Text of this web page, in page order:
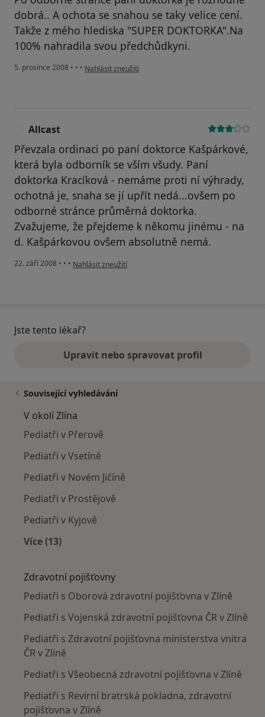
dobrá.. A ochota se snahou se taky velice cení.
Takže z mého hlediska "SUPER DOKTORKA".Na
100% nahradila svou předchůdkyni.
5. prosince 2008 • • • podle názoru uživatele D:-)H
Nahlásit zneužití
Allcast
Převzala ordinaci po paní doktorce Kašpárkové,
která byla odborník se vším všudy. Paní
doktorka Kracíková - nemáme proti ní výhrady,
ochotná je, snaha se jí upřít nedá...ovšem po
odborné stránce průměrná doktorka.
Zvažujeme, že přejdeme k někomu jinému - na
d. Kašpárkovou ovšem absolutně nemá.
22. září 2008 • • • podle názoru uživatele Allcast
Nahlásit zneužití
Jste tento lékař?
Upravit nebo spravovat profil
Související vyhledávání
V okolí Zlína
Pediatři v Přerově
Pediatři v Vsetíně
Pediatři v Novém Jičíně
Pediatři v Prostějově
Pediatři v Kyjově
Více (13)
Zdravotní pojišťovny
Pediatři s Oborová zdravotní pojišťovna v Zlíně
Pediatři s Vojenská zdravotní pojišťovna ČR v Zlíně
Pediatři s Zdravotní pojišťovna ministerstva vnitra
ČR v Zlíně
Pediatři s Všeobecná zdravotní pojišťovna v Zlíně
Pediatři s Revírní bratrská pokladna, zdravotní
pojišťovna v Zlíně